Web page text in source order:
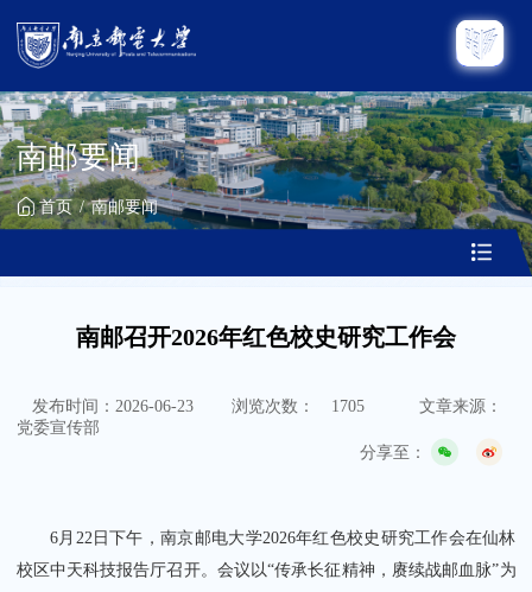
南邮要闻
首页 南邮要闻
南邮召开2026年红色校史研究工作会
发布时间：2026-06-23 浏览次数： 1705
文章来源：
党委宣传部
分享至：
6月22日下午，南京邮电大学2026年红色校史研究工作会在仙林
校区中天科技报告厅召开。会议以“传承长征精神，赓续战邮血脉”为